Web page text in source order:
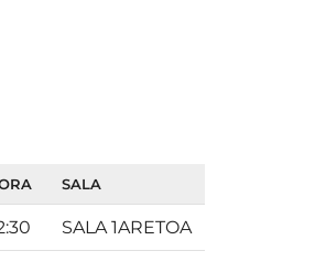
SALA
SALA 1ARETOA